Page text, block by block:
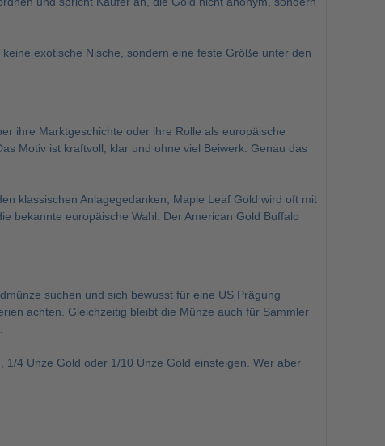
exotische Nische, sondern eine feste Größe unter den
ihre Marktgeschichte oder ihre Rolle als europäische
Motiv ist kraftvoll, klar und ohne viel Beiwerk. Genau das
klassischen Anlagegedanken, Maple Leaf Gold wird oft mit
bekannte europäische Wahl. Der American Gold Buffalo
suchen und sich bewusst für eine US Prägung
achten. Gleichzeitig bleibt die Münze auch für Sammler
1/4 Unze Gold oder 1/10 Unze Gold einsteigen. Wer aber